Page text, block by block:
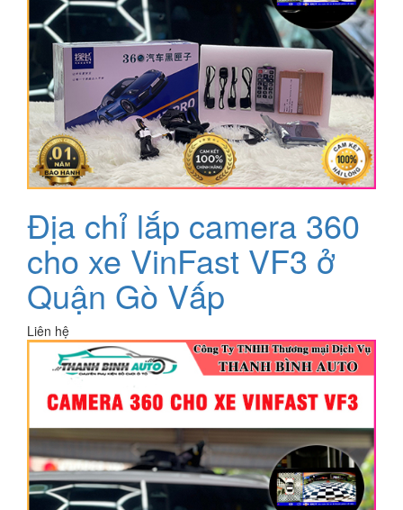
Địa chỉ lắp camera 360
cho xe VinFast VF3 ở
Quận Gò Vấp
Liên hệ